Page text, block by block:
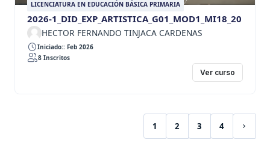
LICENCIATURA EN EDUCACIÓN BÁSICA PRIMARIA
2026-1_DID_EXP_ARTISTICA_G01_MOD1_MI18_20
HECTOR FERNANDO TINJACA CARDENAS
Iniciado:: Feb 2026
8 Inscritos
Ver curso
1
(current)
2 3 4